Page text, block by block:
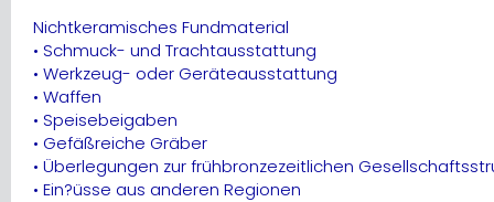
Nichtkeramisches Fundmaterial
• Schmuck- und Trachtausstattung
• Werkzeug- oder Geräteausstattung
• Waffen
• Speisebeigaben
• Gefäßreiche Gräber
• Überlegungen zur frühbronzezeitlichen
• Ein?üsse aus anderen Regionen